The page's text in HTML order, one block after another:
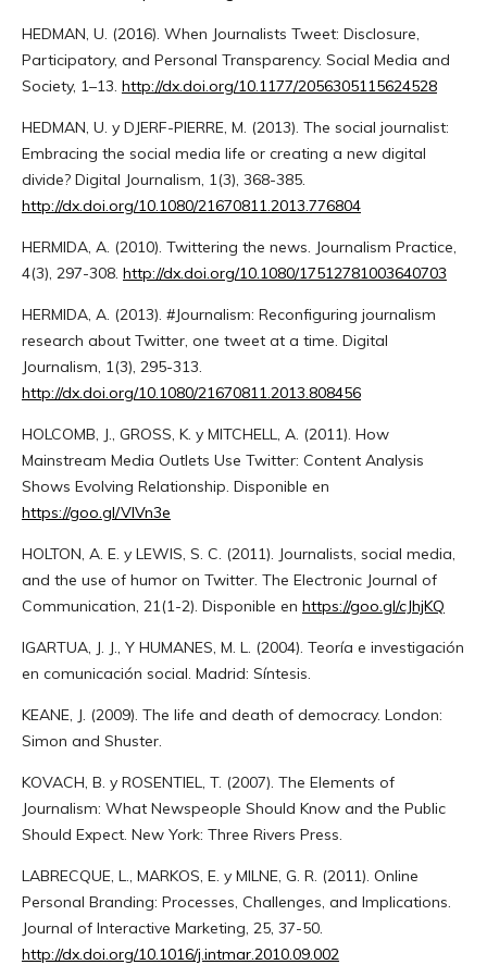
HEDMAN, U. (2016). When Journalists Tweet: Disclosure,
Participatory, and Personal Transparency. Social Media and
Society, 1–13. http://dx.doi.org/10.1177/2056305115624528
HEDMAN, U. y DJERF-PIERRE, M. (2013). The social journalist:
Embracing the social media life or creating a new digital
divide? Digital Journalism, 1(3), 368-385.
http://dx.doi.org/10.1080/21670811.2013.776804
HERMIDA, A. (2010). Twittering the news. Journalism Practice,
4(3), 297-308. http://dx.doi.org/10.1080/17512781003640703
HERMIDA, A. (2013). #Journalism: Reconfiguring journalism
research about Twitter, one tweet at a time. Digital
Journalism, 1(3), 295-313.
http://dx.doi.org/10.1080/21670811.2013.808456
HOLCOMB, J., GROSS, K. y MITCHELL, A. (2011). How
Mainstream Media Outlets Use Twitter: Content Analysis
Shows Evolving Relationship. Disponible en
https://goo.gl/VIVn3e
HOLTON, A. E. y LEWIS, S. C. (2011). Journalists, social media,
and the use of humor on Twitter. The Electronic Journal of
Communication, 21(1-2). Disponible en https://goo.gl/cJhjKQ
IGARTUA, J. J., Y HUMANES, M. L. (2004). Teoría e investigación
en comunicación social. Madrid: Síntesis.
KEANE, J. (2009). The life and death of democracy. London:
Simon and Shuster.
KOVACH, B. y ROSENTIEL, T. (2007). The Elements of
Journalism: What Newspeople Should Know and the Public
Should Expect. New York: Three Rivers Press.
LABRECQUE, L., MARKOS, E. y MILNE, G. R. (2011). Online
Personal Branding: Processes, Challenges, and Implications.
Journal of Interactive Marketing, 25, 37-50.
http://dx.doi.org/10.1016/j.intmar.2010.09.002